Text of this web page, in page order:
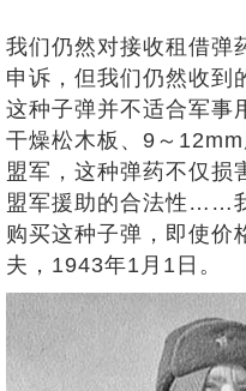
我们仍然对接收租借
申诉，但我们仍然收到
这种子弹并不适合军事
干燥松木板、9～
盟军，这种弹药不仅损
盟军援助的合法性……
购买这种子弹，即使价
夫，1943年1月1日。